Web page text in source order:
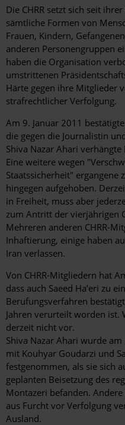
Die CHRR setzt sich seit
sämtliche Formen von
Frauen, Kindern,
anderen Personengruppen
haben die Organisation
umstrittenen
Härte gegen ihre Mitglieder
strafrechtlicher Verfolgung.
Am 9. Januar 2011
die gegen die Journalistin
Shiva Nazar Ahari
Eine weitere wegen
Staatssicherheit"
hingegen aufgehoben.
in Freiheit, muss aber
zum Antritt der vierjährigen
Mehreren anderen CHRR-
Inhaftierung, einige haben
Iran verlassen.
Von CHRR-Mitgliedern hat
dass auch Saeed Ha’eri zu
Berufungsverfahren
Jahren verurteilt worden ist.
derzeit nicht vor.
Shiva Nazar Ahari wurde
mit Kouhyar Goudarzi und
festgenommen, als sie sich
geplanten Beisetzung des
Montazeri befanden.
aus Furcht vor Verfolgung
Ausland.